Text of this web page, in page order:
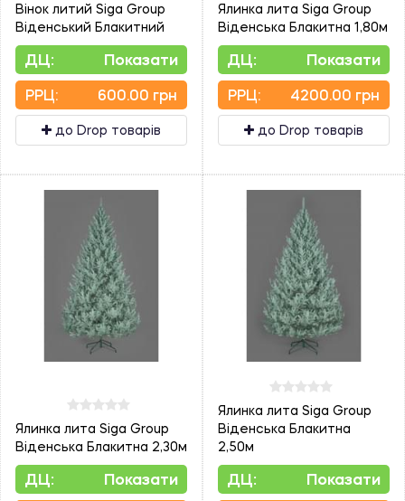
Вінок литий Siga Group
Віденський Блакитний
ДЦ: Показати
PPЦ: 600.00 грн
до Drop товарів
Ялинка лита Siga Group
Віденська Блакитна 1,80м
ДЦ: Показати
PPЦ: 4200.00 грн
до Drop товарів
Ялинка лита Siga Group
Віденська Блакитна 2,30м
ДЦ: Показати
Ялинка лита Siga Group
Віденська Блакитна
2,50м
ДЦ: Показати